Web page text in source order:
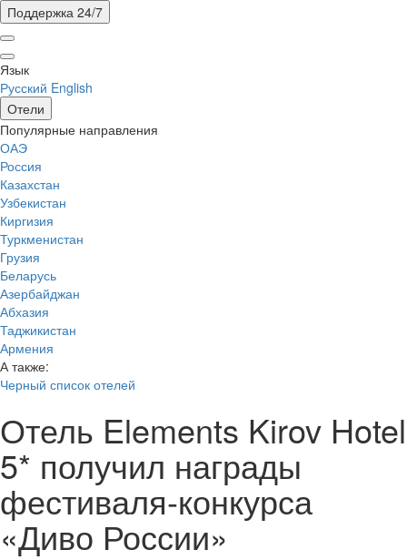
Поддержка 24/7
Язык
Русский English
Отели
Популярные направления
ОАЭ
Россия
Казахстан
Узбекистан
Киргизия
Туркменистан
Грузия
Беларусь
Азербайджан
Абхазия
Таджикистан
Армения
А также:
Черный список отелей
Отель Elements Kirov Hotel
5* получил награды
фестиваля-конкурса
«Диво России»